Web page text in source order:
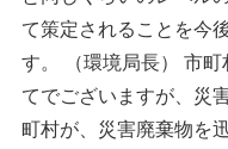
て策定されることを今
す。 （環境局長） 市
てでございますが、災
町村が、災害廃棄物を